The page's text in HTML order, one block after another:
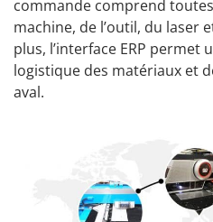
commande comprend
machine, de l’outil, du laser
plus, l’interface ERP permet
logistique des matériaux et
aval.